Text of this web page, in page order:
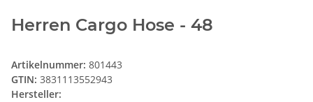
Herren Cargo Hose - 48
Artikelnummer: 801443
GTIN: 3831113552943
Hersteller: